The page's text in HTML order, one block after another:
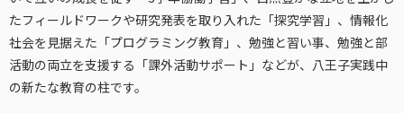
たフィールドワークや研究発表を取り入れた「探究学習」、情報化
社会を見据えた「プログラミング教育」、勉強と習い事、勉強と部
活動の両立を支援する「課外活動サポート」などが、八王子実践中
の新たな教育の柱です。